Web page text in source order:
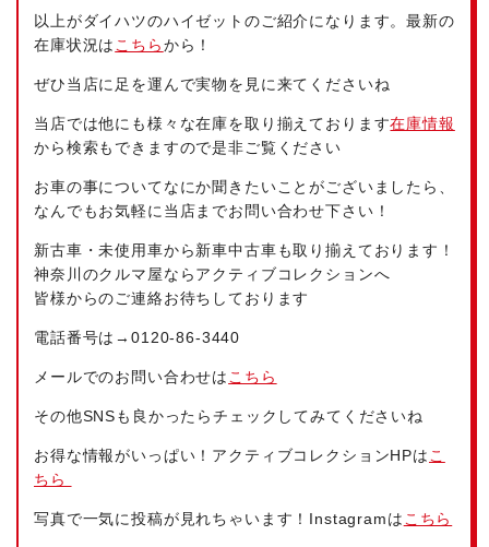
以上がダイハツのハイゼットのご紹介になります。最新の
在庫状況は こちらから！
ぜひ当店に足を運んで実物を見に来てくださいね
当店では他にも様々な在庫を取り揃えております在庫情報
から検索もできますので是非ご覧ください
お車の事についてなにか聞きたいことがございましたら、
なんでもお気軽に当店までお問い合わせ下さい！
新古車・未使用車から新車中古車も取り揃えております！
神奈川のクルマ屋ならアクティブコレクションへ
皆様からのご連絡お待ちしております
電話番号は→0120-86-3440
メールでのお問い合わせは こちら
その他SNSも良かったらチェックしてみてくださいね
お得な情報がいっぱい！アクティブコレクションHPは こ
ちら
写真で一気に投稿が見れちゃいます！Instagramは こちら